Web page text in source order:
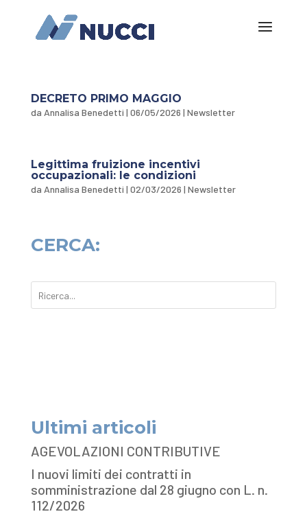
DECRETO PRIMO MAGGIO
da Annalisa Benedetti | 06/05/2026 | Newsletter
Legittima fruizione incentivi
occupazionali: le condizioni
da Annalisa Benedetti | 02/03/2026 | Newsletter
CERCA:
Ultimi articoli
AGEVOLAZIONI CONTRIBUTIVE
I nuovi limiti dei contratti in
somministrazione dal 28 giugno con L. n.
112/2026